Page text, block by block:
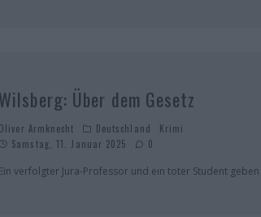
Wilsberg: Über dem Gesetz
Oliver Armknecht Deutschland
Krimi
Samstag, 11. Januar 2025
0
Ein verfolgter Jura-Professor und ein toter Student geben